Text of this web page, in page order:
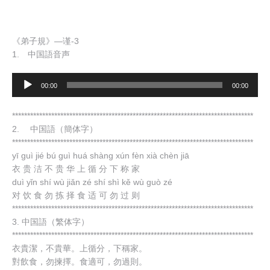
《弟子規》—谨-3
1. 中国語音声
レ
ー
ヤ
ー
00:00 00:00
********************************************************************************
2. 中国語（簡体字）
********************************************************************************
yī guì jié bú guì huá shàng xún fèn xià chèn jiā
衣 贵 洁 不 贵 华 上 循 分 下 称 家
duì yǐn shí wù jiǎn zé shí shì kě wù guò zé
对 饮 食 勿 拣 择 食 适 可 勿 过 则
********************************************************************************
3. 中国語（繁体字）
********************************************************************************
衣貴潔，不貴華。上循分，下稱家。
對飲食，勿揀擇。食適可，勿過則。